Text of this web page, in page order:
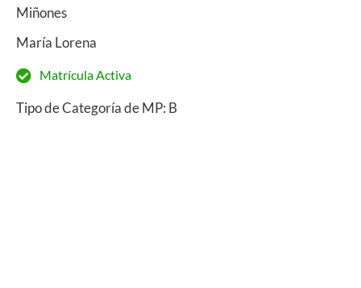
Miñones
María Lorena
Matrícula Activa
Tipo de Categoría de MP: B